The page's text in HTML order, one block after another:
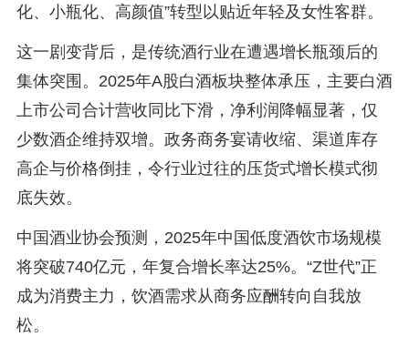
化、小瓶化、高颜值”转型以贴近年轻及女性客群。
这一剧变背后，是传统酒行业在遭遇增长瓶颈后的
集体突围。2025年A股白酒板块整体承压，主要白酒
上市公司合计营收同比下滑，净利润降幅显著，仅
少数酒企维持双增。政务商务宴请收缩、渠道库存
高企与价格倒挂，令行业过往的压货式增长模式彻
底失效。
中国酒业协会预测，2025年中国低度酒饮市场规模
将突破740亿元，年复合增长率达25%。“Z世代”正
成为消费主力，饮酒需求从商务应酬转向自我放
松。